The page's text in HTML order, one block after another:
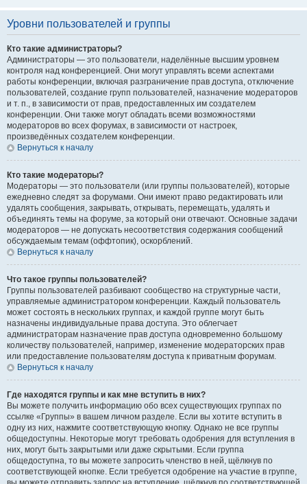
Уровни пользователей и группы
Кто такие администраторы?
Администраторы — это пользователи, наделённые высшим уровнем
контроля над конференцией. Они могут управлять всеми аспектами
работы конференции, включая разграничение прав доступа, отключение
пользователей, создание групп пользователей, назначение модераторов
и т. п., в зависимости от прав, предоставленных им создателем
конференции. Они также могут обладать всеми возможностями
модераторов во всех форумах, в зависимости от настроек,
произведённых создателем конференции.
Вернуться к началу
Кто такие модераторы?
Модераторы — это пользователи (или группы пользователей), которые
ежедневно следят за форумами. Они имеют право редактировать или
удалять сообщения, закрывать, открывать, перемещать, удалять и
объединять темы на форуме, за который они отвечают. Основные задачи
модераторов — не допускать несоответствия содержания сообщений
обсуждаемым темам (оффтопик), оскорблений.
Вернуться к началу
Что такое группы пользователей?
Группы пользователей разбивают сообщество на структурные части,
управляемые администратором конференции. Каждый пользователь
может состоять в нескольких группах, и каждой группе могут быть
назначены индивидуальные права доступа. Это облегчает
администраторам назначение прав доступа одновременно большому
количеству пользователей, например, изменение модераторских прав
или предоставление пользователям доступа к приватным форумам.
Вернуться к началу
Где находятся группы и как мне вступить в них?
Вы можете получить информацию обо всех существующих группах по
ссылке «Группы» в вашем личном разделе. Если вы хотите вступить в
одну из них, нажмите соответствующую кнопку. Однако не все группы
общедоступны. Некоторые могут требовать одобрения для вступления в
них, могут быть закрытыми или даже скрытыми. Если группа
общедоступна, то вы можете запросить членство в ней, щёлкнув по
соответствующей кнопке. Если требуется одобрение на участие в группе,